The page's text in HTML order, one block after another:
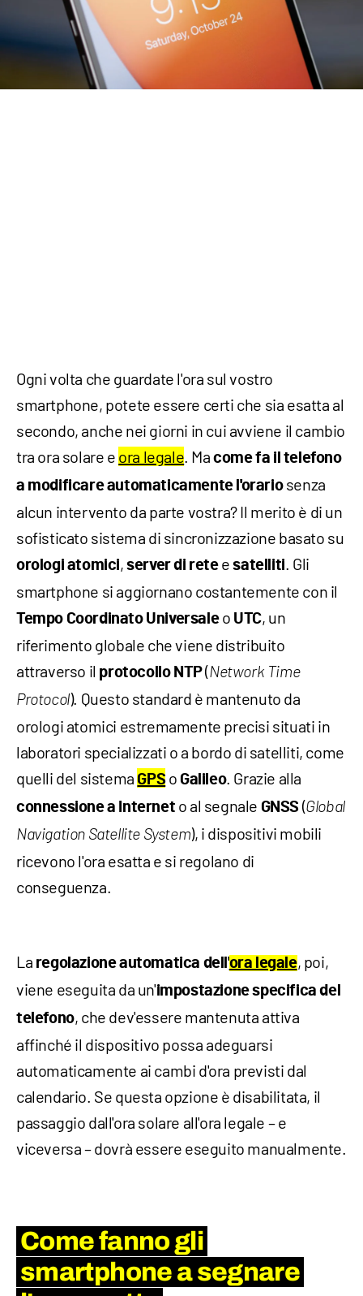
Ogni volta che guardate l'ora sul vostro
smartphone, potete essere certi che sia esatta al
secondo, anche nei giorni in cui avviene il cambio
tra ora solare e ora legale. Macome fa il telefono
a modificare automaticamente l'orariosenza
alcun intervento da parte vostra? Il merito è di un
sofisticato sistema di sincronizzazione basato su
orologi atomici,server di reteesatelliti. Gli
smartphone si aggiornano costantemente con il
Tempo Coordinato Universaleo UTC, un
riferimento globale che viene distribuito
attraverso il protocollo NTP(Network Time
Protocol). Questo standard è mantenuto da
orologi atomici estremamente precisi situati in
laboratori specializzati o a bordo di satelliti, come
quelli del sistema GPSo Galileo. Grazie alla
connessione a Internet o al segnale GNSS (Global
Navigation Satellite System), i dispositivi mobili
ricevono l'ora esatta e si regolano di
conseguenza.
La regolazione automatica dell'ora legale, poi,
viene eseguita da un'impostazione specifica del
telefono, che dev'essere mantenuta attiva
affinché il dispositivo possa adeguarsi
automaticamente ai cambi d'ora previsti dal
calendario. Se questa opzione è disabilitata, il
passaggio dall'ora solare all'ora legale – e
viceversa – dovrà essere eseguito manualmente.
Come fanno gli
smartphone a segnare